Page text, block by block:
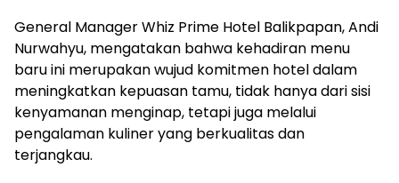
General Manager Whiz Prime Hotel Balikpapan, Andi
Nurwahyu, mengatakan bahwa kehadiran menu
baru ini merupakan wujud komitmen hotel dalam
meningkatkan kepuasan tamu, tidak hanya dari sisi
kenyamanan menginap, tetapi juga melalui
pengalaman kuliner yang berkualitas dan
terjangkau.